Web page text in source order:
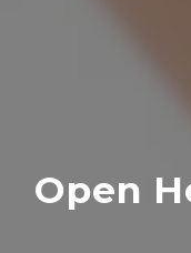
Open